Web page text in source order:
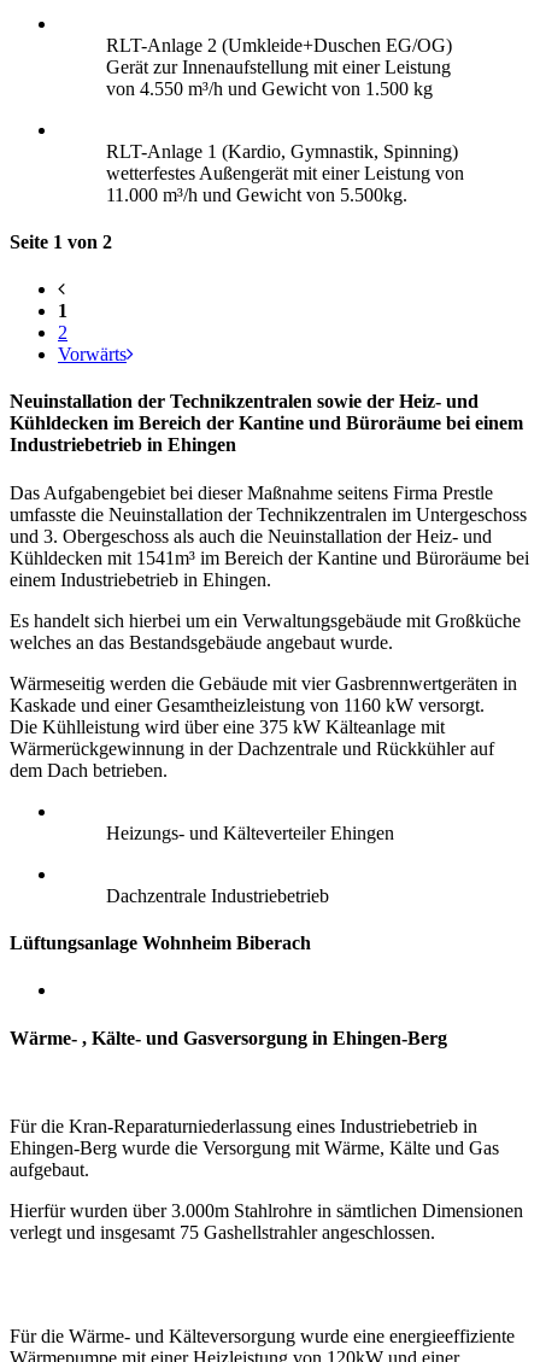
RLT-Anlage 2 (Umkleide+Duschen EG/OG)
Gerät zur Innenaufstellung mit einer Leistung
von 4.550 m³/h und Gewicht von 1.500 kg
RLT-Anlage 1 (Kardio, Gymnastik, Spinning)
wetterfestes Außengerät mit einer Leistung von
11.000 m³/h und Gewicht von 5.500kg.
Seite 1 von 2
1
2
Vorwärts
Neuinstallation der Technikzentralen sowie der Heiz- und
Kühldecken im Bereich der Kantine und Büroräume bei einem
Industriebetrieb in Ehingen
Das Aufgabengebiet bei dieser Maßnahme seitens Firma Prestle
umfasste die Neuinstallation der Technikzentralen im Untergeschoss
und 3. Obergeschoss als auch die Neuinstallation der Heiz- und
Kühldecken mit 1541m³ im Bereich der Kantine und Büroräume bei
einem Industriebetrieb in Ehingen.
Es handelt sich hierbei um ein Verwaltungsgebäude mit Großküche
welches an das Bestandsgebäude angebaut wurde.
Wärmeseitig werden die Gebäude mit vier Gasbrennwertgeräten in
Kaskade und einer Gesamtheizleistung von 1160 kW versorgt.
Die Kühlleistung wird über eine 375 kW Kälteanlage mit
Wärmerückgewinnung in der Dachzentrale und Rückkühler auf
dem Dach betrieben.
Heizungs- und Kälteverteiler Ehingen
Dachzentrale Industriebetrieb
Lüftungsanlage Wohnheim Biberach
Wärme- , Kälte- und Gasversorgung in Ehingen-Berg
Für die Kran-Reparaturniederlassung eines Industriebetrieb in
Ehingen-Berg wurde die Versorgung mit Wärme, Kälte und Gas
aufgebaut.
Hierfür wurden über 3.000m Stahlrohre in sämtlichen Dimensionen
verlegt und insgesamt 75 Gashellstrahler angeschlossen.
Für die Wärme- und Kälteversorgung wurde eine energieeffiziente
Wärmepumpe mit einer Heizleistung von 120kW und einer